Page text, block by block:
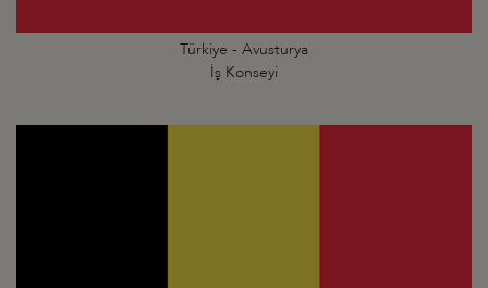
Türkiye - Avusturya
İş Konseyi